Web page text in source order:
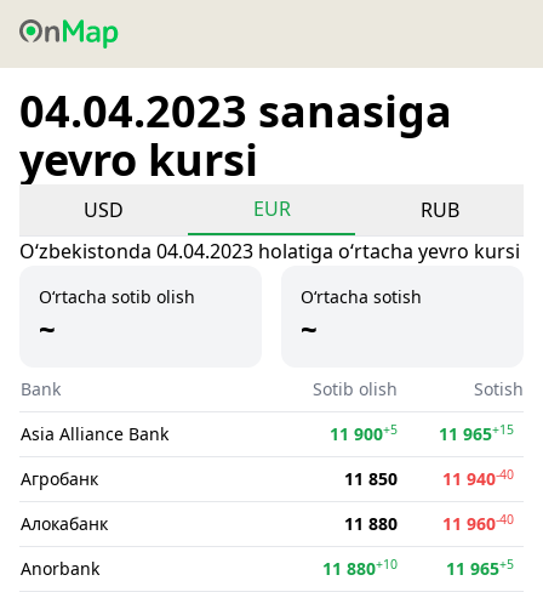
04.04.2023 sanasiga
yevro kursi
USD EUR
RUB
Oʻzbekistonda 04.04.2023 holatiga oʻrtacha yevro kursi
O‘rtacha sotib olish
~
O‘rtacha sotish
~
Bank Sotib olish
Sotish
Asia Alliance Bank
11 900+5 11 965+15
Агробанк 11 850 11 940-40
Алокабанк 11 880 11 960-40
Anorbank 11 880+10 11 965+5